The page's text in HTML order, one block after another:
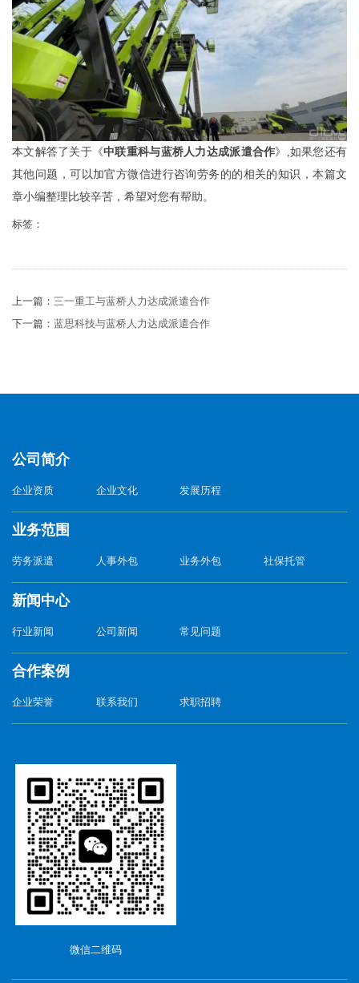
本文解答了关于《中联重科与蓝桥人力达成派遣合作》,如果您还有
其他问题，可以加官方微信进行咨询劳务的的相关的知识，本篇文
章小编整理比较辛苦，希望对您有帮助。
标签：
上一篇： 三一重工与蓝桥人力达成派遣合作
下一篇： 蓝思科技与蓝桥人力达成派遣合作
公司简介
企业资质 企业文化 发展历程
业务范围
劳务派遣 人事外包 业务外包 社保托管
新闻中心
行业新闻 公司新闻 常见问题
合作案例
企业荣誉 联系我们 求职招聘
微信二维码